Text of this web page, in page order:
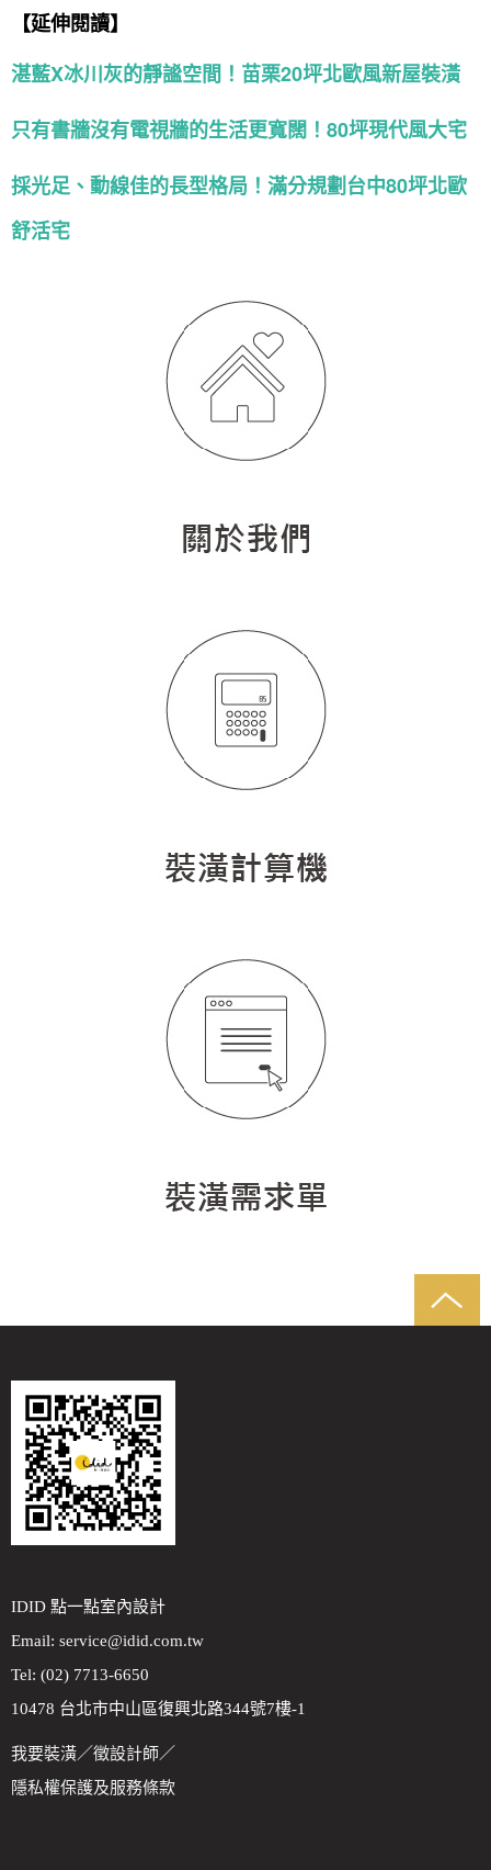
【延伸閱讀】
湛藍X冰川灰的靜謐空間！苗栗20坪北歐風新屋裝潢
只有書牆沒有電視牆的生活更寬闊！80坪現代風大宅
採光足、動線佳的長型格局！滿分規劃台中80坪北歐
舒活宅
IDID 點一點室內設計
Email: service@idid.com.tw
Tel: (02) 7713-6650
10478 台北市中山區復興北路344號7樓-1
我要裝潢／徵設計師／
隱私權保護及服務條款